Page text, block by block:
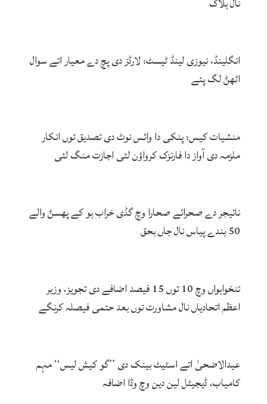
انگلینڈ، نیوزی لینڈ ٹیسٹ: لارڈز دی پچ دے معیار اتے سوال
اٹھݨ لگ پئے
منشیات کیس: پنکی دا وائس نوٹ دی تصدیق توں انکار
ملزمہ دی آواز دا فارنزک کرواؤن لئی اجازت منگ لئی
نائیجر دے صحرائے صحارا وچ گڈی خراب ہو کے پھسݨ والے
50 بندے پیاس نال جاں بحق
تنخواہواں وچ 10 توں 15 فیصد اضافے دی تجویز، وزیر
اعظم اتحادیاں نال مشاورت توں بعد حتمی فیصلہ کرنگے
عیدالاضحیٰ اتے اسٹیٹ بینک دی ’’گو کیش لیس‘‘ مہم
کامیاب، ڈیجیٹل لین دین وچ وڈا اضافہ